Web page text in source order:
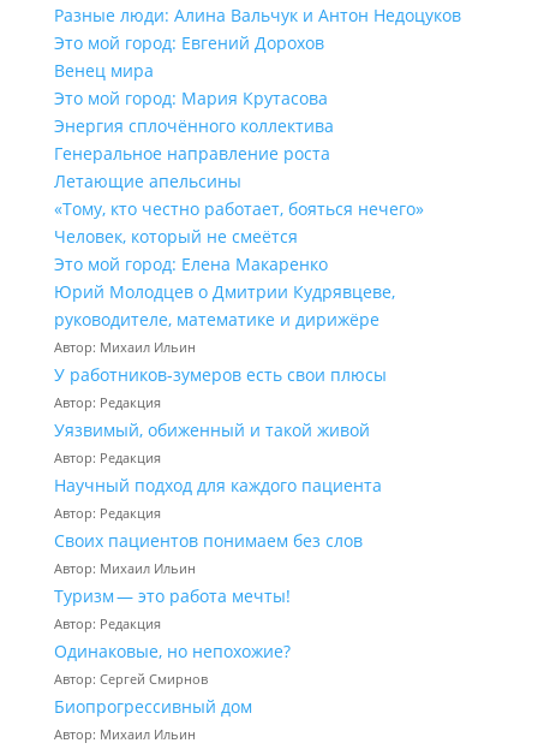
Разные люди: Алина Вальчук и Антон Недоцуков
Это мой город: Евгений Дорохов
Венец мира
Это мой город: Мария Крутасова
Энергия сплочённого коллектива
Генеральное направление роста
Летающие апельсины
«Тому, кто честно работает, бояться нечего»
Человек, который не смеётся
Это мой город: Елена Макаренко
Юрий Молодцев о Дмитрии Кудрявцеве,
руководителе, математике и дирижёре
Автор: Михаил Ильин
У работников‑зумеров есть свои плюсы
Автор: Редакция
Уязвимый, обиженный и такой живой
Автор: Редакция
Научный подход для каждого пациента
Автор: Редакция
Своих пациентов понимаем без слов
Автор: Михаил Ильин
Туризм — это работа мечты!
Автор: Редакция
Одинаковые, но непохожие?
Автор: Сергей Смирнов
Биопрогрессивный дом
Автор: Михаил Ильин